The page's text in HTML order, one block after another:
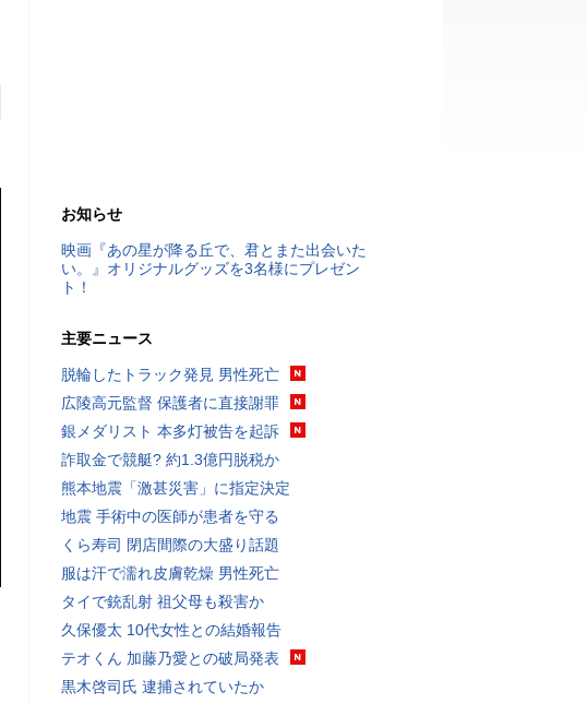
お知らせ
映画『あの星が降る丘で、君とまた出会いた
い。』オリジナルグッズを3名様にプレゼン
ト！
主要ニュース
脱輪したトラック発見 男性死亡
広陵高元監督 保護者に直接謝罪
銀メダリスト 本多灯被告を起訴
詐取金で競艇? 約1.3億円脱税か
熊本地震「激甚災害」に指定決定
地震 手術中の医師が患者を守る
くら寿司 閉店間際の大盛り話題
服は汗で濡れ皮膚乾燥 男性死亡
タイで銃乱射 祖父母も殺害か
久保優太 10代女性との結婚報告
テオくん 加藤乃愛との破局発表
黒木啓司氏 逮捕されていたか